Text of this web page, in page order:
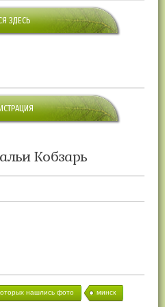
ЗДЕСЬ
Кобзарь
нашлись фото минск